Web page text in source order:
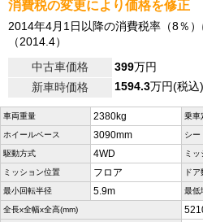
消費税の変更により価格を修正
2014年4月1日以降の消費税率（8％
（2014.4）
中古車価格
399万円
新車時価格
1594.3万円(税込)
車両重量 2380kg 乗車
ホイールベース 3090mm シー
駆動方式 4WD ミッ
ミッション位置 フロア ドア
最小回転半径 5.9m 最低
全長x全幅x全高(mm)